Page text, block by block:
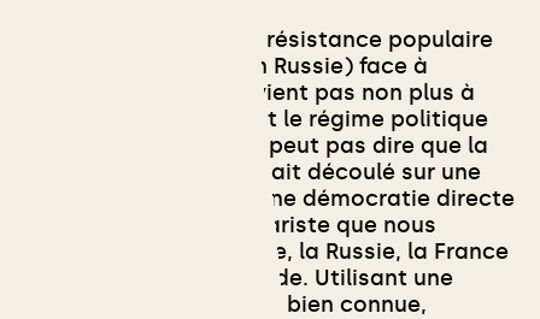
Attention, défendre la résistance populaire
(en Ukraine comme en Russie) face à
l’invasion Russe ne revient pas non plus à
être naïf.ve concernant le régime politique
issu de Maïdan. On ne peut pas dire que la
chute de Ianoukovitch ait découlé sur une
véritable extension d’une démocratie directe
et d’une société égalitariste que nous
souhaitons pour la Syrie, la Russie, la France
et partout dans le monde. Utilisant une
expression qui nous est bien connue,